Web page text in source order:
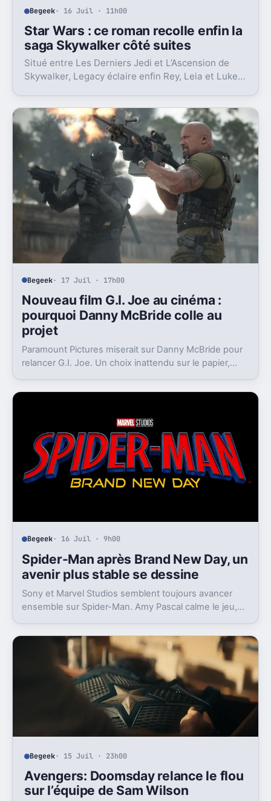
Begeek· 16 Juil · 11h00
Star Wars : ce roman recolle enfin la
saga Skywalker côté suites
Situé entre Les Derniers Jedi et L’Ascension de
Skywalker, Legacy éclaire enfin Rey, Leia et Luke,
Begeek· 17 Juil · 17h00
Nouveau film G.I. Joe au cinéma :
pourquoi Danny McBride colle au
projet
Paramount Pictures miserait sur Danny McBride pour
relancer G.I. Joe. Un choix inattendu sur le papier,
Begeek· 16 Juil · 9h00
Spider-Man après Brand New Day, un
avenir plus stable se dessine
Sony et Marvel Studios semblent toujours avancer
ensemble sur Spider-Man. Amy Pascal calme le jeu,
Begeek· 15 Juil · 23h00
Avengers: Doomsday relance le flou
sur l’équipe de Sam Wilson